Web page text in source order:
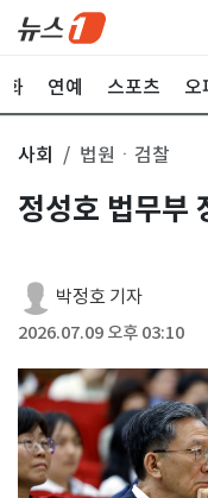
화 연예 스포츠 오
사회 법원ㆍ검찰
정성호 법무부
박정호 기자
2026.07.09 오후 03:10